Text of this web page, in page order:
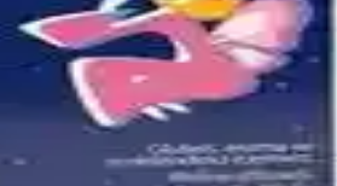
Bu rehberle en uygun modeli kolayca bulun.
güvenlidir, ebeveynler ve